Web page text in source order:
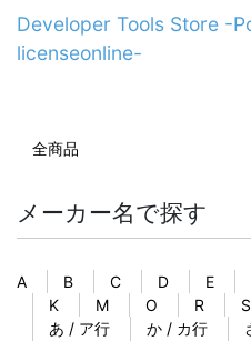
Developer Tools Store -
licenseonline-
全商品
メーカー名で探す
A B C D E
K
M O R S
あ / ア行
か / カ行